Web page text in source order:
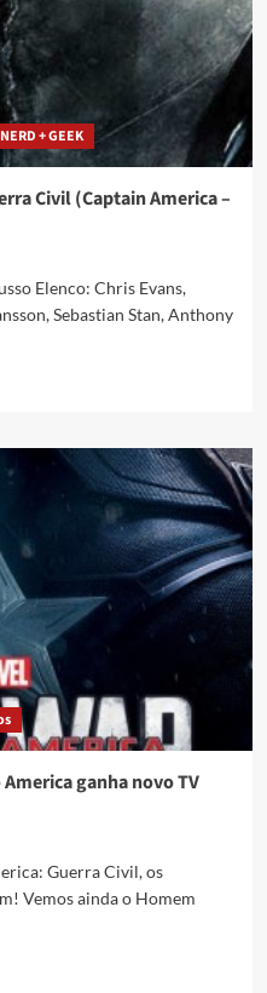
NERD + GEEK
Civil (Captain America –
Elenco: Chris Evans,
Sebastian Stan, Anthony
ganha novo TV
Guerra Civil, os
Vemos ainda o Homem